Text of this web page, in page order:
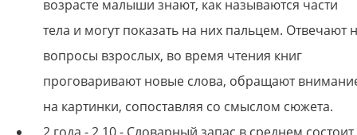
возрасте малыши знают, как называются части
тела и могут показать на них пальцем. Отвечают
вопросы взрослых, во время чтения книг
проговаривают новые слова, обращают
на картинки, сопоставляя со смыслом сюжета.